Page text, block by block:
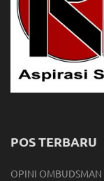
POS TERBARU
OPINI OMBUDSMAN